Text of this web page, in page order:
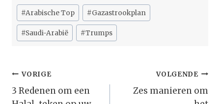
Bericht
tags:
#Arabische Top #Gazastrookplan
#Saudi-Arabië #Trumps
Bericht
Navigatie
VORIGE
3 Redenen om een
VOLGENDE
Zes manieren om